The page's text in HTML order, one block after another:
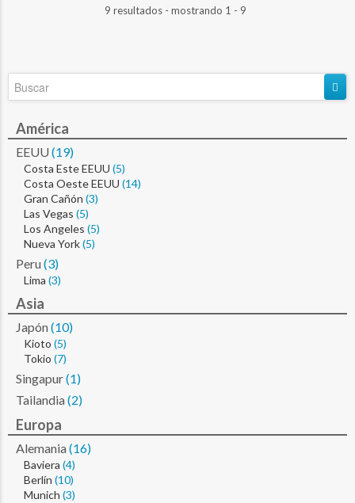
9 resultados - mostrando 1 - 9
América
EEUU (19)
Costa Este EEUU (5)
Costa Oeste EEUU (14)
Gran Cañón (3)
Las Vegas (5)
Los Angeles (5)
Nueva York(5)
Peru (3)
Lima (3)
Asia
Japón (10)
Kioto (5)
Tokio (7)
Singapur(1)
Tailandia (2)
Europa
Alemania (16)
Baviera (4)
Berlín (10)
Munich (3)